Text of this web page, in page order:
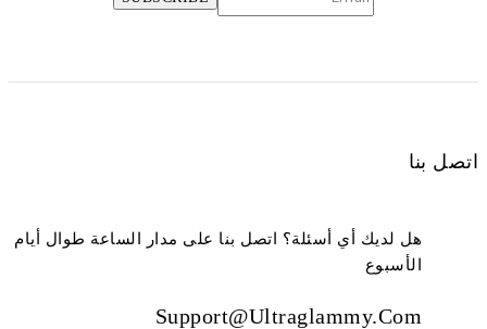
اتصل بنا
هل لديك أي أسئلة؟ اتصل بنا على مدار الساعة طوال أيام
الأسبوع
Support@ultraglammy.com